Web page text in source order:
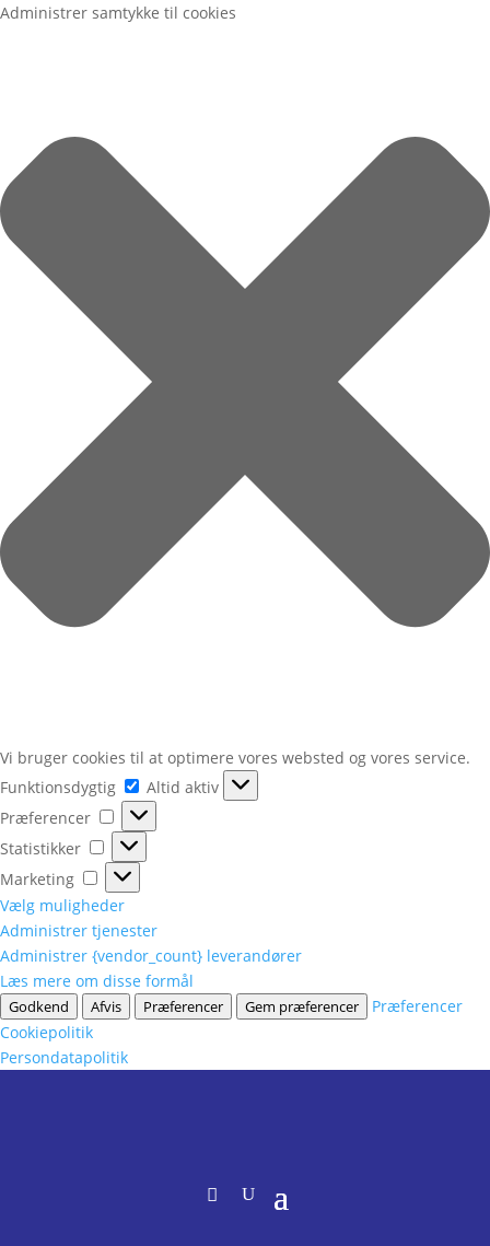
Administrer samtykke til cookies
Vi bruger cookies til at optimere vores websted og vores service.
Funktionsdygtig
Funktionsdygtig
Altid aktiv
Præferencer
Præferencer
Statistikker
Statistikker
Marketing
Marketing
Vælg muligheder
Administrer tjenester
Administrer {vendor_count} leverandører
Læs mere om disse formål
Godkend Afvis Præferencer Gem præferencer
Præferencer
Cookiepolitik
Persondatapolitik
380X X OPPUSTELIG KAJAK